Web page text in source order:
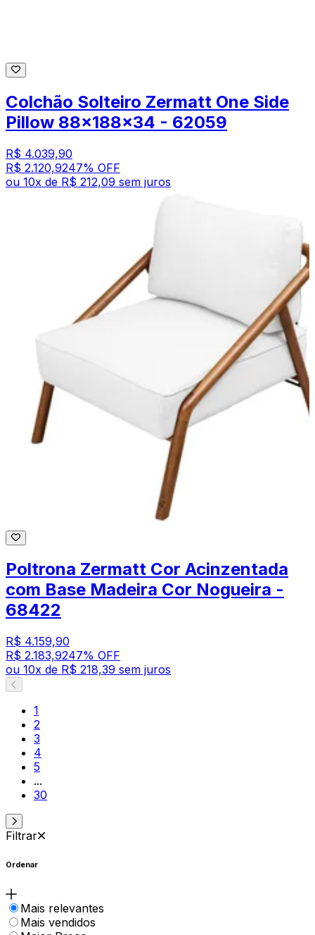
Colchão Solteiro Zermatt One Side
Pillow 88x188x34 - 62059
R$ 4.039,90
R$ 2.120,9247% OFF
ou 10x de R$ 212,09 sem juros
Poltrona Zermatt Cor Acinzentada
com Base Madeira Cor Nogueira -
68422
R$ 4.159,90
R$ 2.183,9247% OFF
ou 10x de R$ 218,39 sem juros
1
2
3
4
5
...
30
Filtrar
Ordenar
Mais relevantes
Mais vendidos